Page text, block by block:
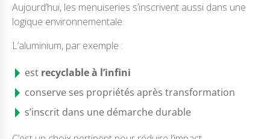
Aujourd’hui, les menuiseries s’inscrivent aussi dans une
logique environnementale.
L’aluminium, par exemple :
est recyclable à l’infini
conserve ses propriétés après transformation
s’inscrit dans une démarche durable